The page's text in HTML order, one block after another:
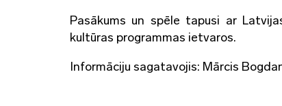
Pasākums un spēle tapusi ar
kultūras programmas ietvaros.
Informāciju sagatavojis: Mārcis